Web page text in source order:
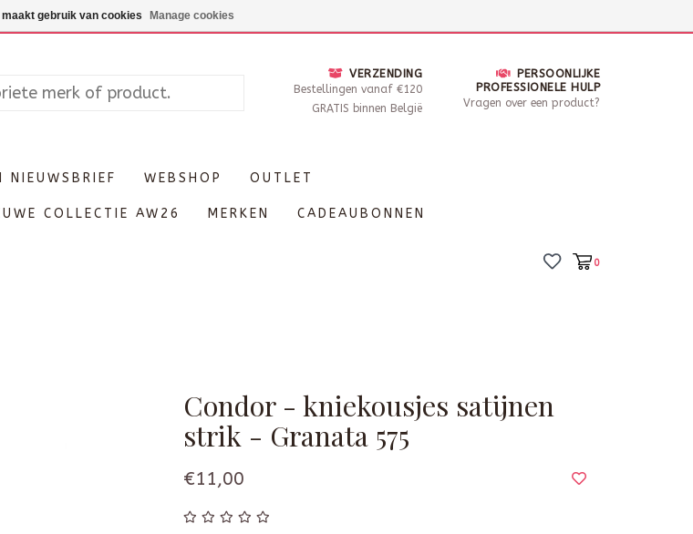
Maandag enkel op afspraak, Dinsdag - Zaterdag open van 10 - 17u30
VERZENDING
Bestellingen vanaf €120
GRATIS binnen België
PERSOONLIJKE
PROFESSIONELE HULP
Vragen over een product?
NIEUWSBRIEF WEBSHOP OUTLET
COLLECTIE AW26 MERKEN CADEAUBONNEN
0
Condor - kniekousjes satijnen
strik - Granata 575
€11,00
gebruik van cookies Manage cookies